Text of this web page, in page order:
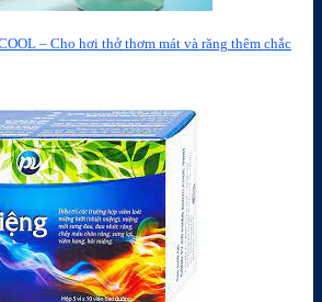
– Cho hơi thở thơm mát và răng thêm chắc